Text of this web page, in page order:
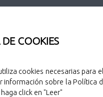
COOKIES
cookies necesarias para
información sobre la Política
click en "Leer"
avanzada?